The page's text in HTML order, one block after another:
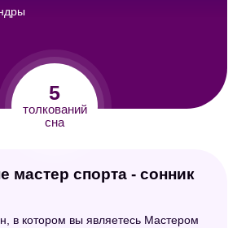
5
толкований
сна
мастер спорта - сонник
в котором вы являетесь Мастером